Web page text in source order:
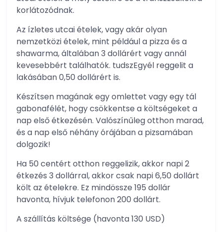
korlátozódnak.
Az ízletes utcai ételek, vagy akár olyan
nemzetközi ételek, mint például a pizza és a
shawarma, általában 3 dollárért vagy annál
kevesebbért találhatók. tudszEgyél reggelit a
lakásában 0,50 dollárért is.
Készítsen magának egy omlettet vagy egy tál
gabonafélét, hogy csökkentse a költségeket a
nap első étkezésén. Valószínűleg otthon marad,
és a nap első néhány órájában a pizsamában
dolgozik!
Ha 50 centért otthon reggelizik, akkor napi 2
étkezés 3 dollárral, akkor csak napi 6,50 dollárt
költ az ételekre. Ez mindössze 195 dollár
havonta, hívjuk telefonon 200 dollárt.
A szállítás költsége (havonta 130 USD)